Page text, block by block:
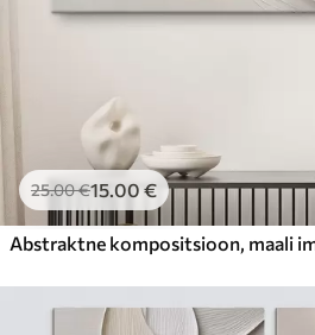
25.00€15.00 €